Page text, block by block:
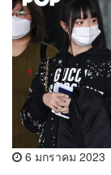
6 มกราคม 2023